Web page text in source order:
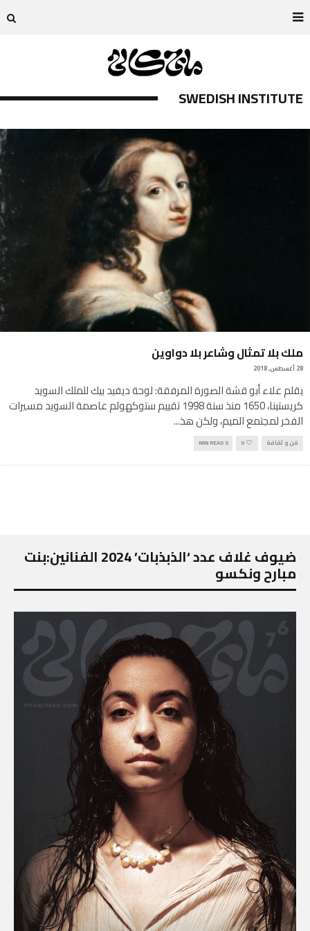
SWEDISH INSTITUTE
ملك بلا تمثال وشاعر بلا دواوين
28 أغسطس, 2018
بقلم علاء أبو قشة الصورة المرفقة: لوحة ديفيد بيك للملك السويد
كريستينا، 1650 منذ سنة 1998 تقييم ستوكهولم عاصمة السويد مسيرات
الفخر لمجتمع الميم، ولكن هذ...
فن و ثقافة 0
0 MIN READ
ضيوف غلاف عدد ‘الذبذبات’ 2024 الفنانين:بنت
مبارح ونكسو